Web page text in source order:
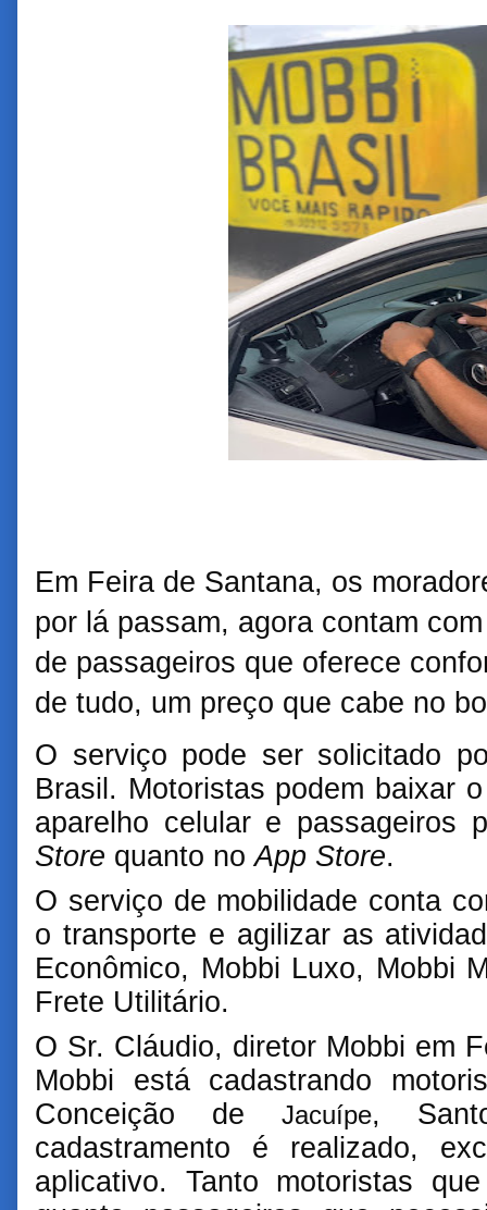
Em Feira de Santana, os
por lá passam, agora contam
de passageiros que oferece
de tudo, um preço que cabe no
O serviço pode ser solicitado
Brasil. Motoristas podem baixar
aparelho celular e passageiros
Store quanto noApp Store.
O serviço de mobilidade conta
o transporte e agilizar as
Econômico, Mobbi Luxo, Mobbi
Frete Utilitário.
O Sr. Cláudio, diretor Mobbi em
Mobbi está cadastrando
Conceição de Jacuípe,
cadastramento é realizado,
aplicativo. Tanto motoristas